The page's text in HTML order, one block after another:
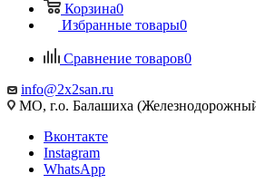
Корзина0
Избранные товары0
Сравнение товаров0
info@2x2san.ru
МО, г.о. Балашиха
Вконтакте
Instagram
WhatsApp